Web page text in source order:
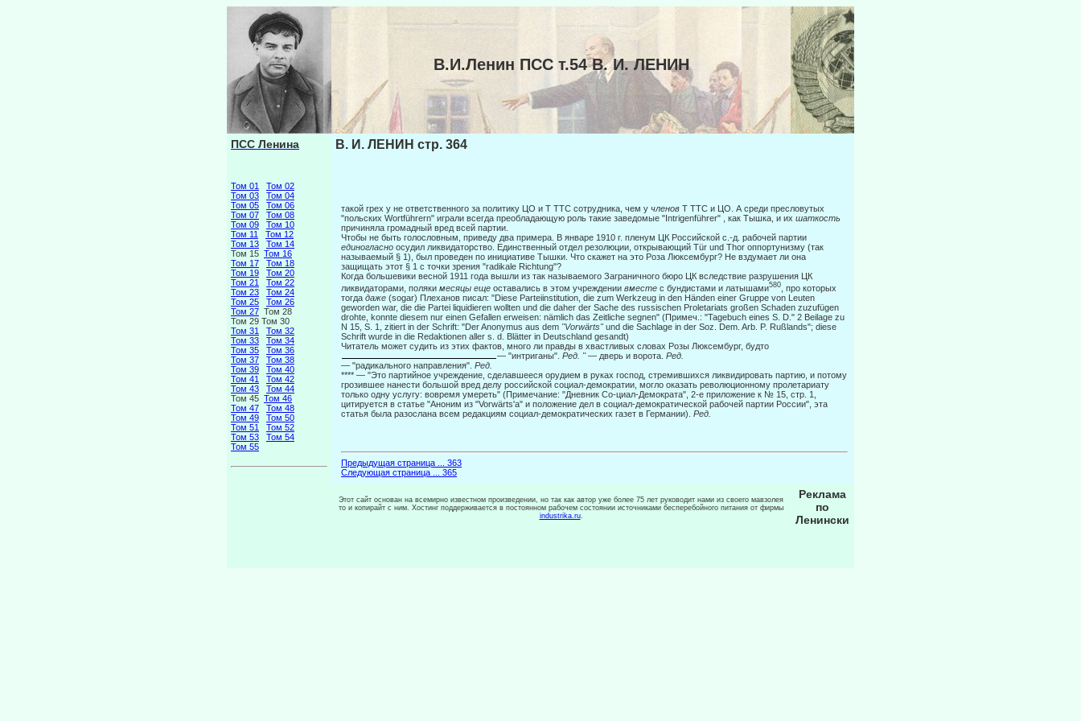
В.И.Ленин ПСС т.54 В. И. ЛЕНИН
ПСС Ленина
Том 01
Том 02
Том 03
Том 04
Том 05
Том 06
Том 07
Том 08
Том 09
Том 10
Том 11
Том 12
Том 13
Том 14
Том 15 Том 16
Том 17
Том 18
Том 19
Том 20
Том 21
Том 22
Том 23
Том 24
Том 25
Том 26
Том 27 Том 28
Том 29 Том 30
Том 31
Том 32
Том 33
Том 34
Том 35
Том 36
Том 37
Том 38
Том 39
Том 40
Том 41
Том 42
Том 43
Том 44
Том 45 Том 46
Том 47
Том 48
Том 49
Том 50
Том 51
Том 52
Том 53
Том 54
Том 55
В. И. ЛЕНИН стр. 364
такой грех у не ответственного за политику ЦО и Τ TTC сотрудника, чем у членов Τ TTC и ЦО. А среди пресловутых
"польских Wortführern" играли всегда преобладающую роль такие заведомые "Intrigenführer" , как Тышка, и их шаткость
причиняла громадный вред всей партии.
Чтобы не быть голословным, приведу два примера. В январе 1910 г. пленум ЦК Рос­сийской с.-д. рабочей партии
единогласно осудил ликвидаторство. Единственный отдел резолюции, открывающий Tür und Thor оппортунизму (так
называемый § 1), был про­веден по инициативе Тышки. Что скажет на это Роза Люксембург? Не вздумает ли она
защищать этот § 1 с точки зрения "radikale Richtung"?
Когда большевики весной 1911 года вышли из так называемого Заграничного бюро ЦК вследствие разрушения ЦК
ликвидаторами, поляки месяцы еще оставались в этом учреждении вместе с бундистами и латышами580 , про которых
тогда даже (sogar) Пле­ханов писал: "Diese Parteiinstitution, die zum Werkzeug in den Händen einer Gruppe von Leuten
geworden war, die die Partei liquidieren wollten und die daher der Sache des russischen Proletariats großen Schaden zuzufügen
drohte, konnte diesem nur einen Gefallen erweisen: nämlich das Zeitliche segnen" (Примеч.: "Tagebuch eines S. D." 2 Beilage zu
N 15, S. 1, zitiert in der Schrift: "Der Anonymus aus dem "Vorwärts"und die Sachlage in der Soz. Dem. Arb. P. Rußlands"; diese
Schrift wurde in die Redaktionen aller s. d. Blätter in Deutschland gesandt)
Читатель может судить из этих фактов, много ли правды в хвастливых словах Розы Люксембург, будто
— "интриганы". Ред. "— дверь и ворота. Ред.
— "радикального направления". Ред.
**** — "Это партийное учреждение, сделавшееся орудием в руках господ, стремившихся ликвидиро­вать партию, и потому
грозившее нанести большой вред делу российской социал-демократии, могло ока­зать революционному пролетариату
только одну услугу: вовремя умереть" (Примечание: "Дневник Со-циал-Демократа", 2-е приложение к № 15, стр. 1,
цитируется в статье "Аноним из "Vorwärts'a" и поло­жение дел в социал-демократической рабочей партии России", эта
статья была разослана всем редакциям социал-демократических газет в Германии). Ред.
Предыдущая страница ... 363
Следующая страница ... 365
Этот сайт основан на всемирно известном произведении, но так как автор уже более 75 лет руководит нами из своего мавзолея
то и копирайт с ним. Хостинг поддерживается в постоянном рабочем состоянии источниками бесперебойного питания от фирмы
industrika.ru.
Реклама
по
Ленински